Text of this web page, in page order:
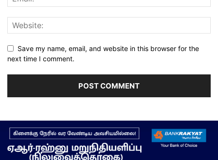
Save my name, email, and website in this browser for the
next time I comment.